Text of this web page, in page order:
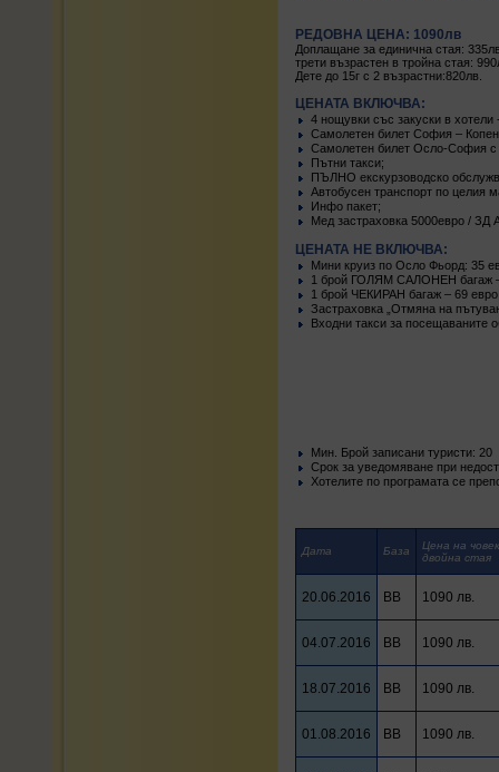
РЕДОВНА ЦЕНА: 1090лв
Доплащане за единична стая:
трети възрастен в тройна стая:
Дете до 15г с 2 възрастни:820лв.
ЦЕНАТА ВКЛЮЧВА:
4 нощувки със закуски в
Самолетен билет София –
Самолетен билет Осло-София с
Пътни такси;
ПЪЛНО екскурзоводско
Автобусен транспорт по целия
Инфо пакет;
Мед застраховка 5000евро / ЗД
ЦЕНАТА НЕ ВКЛЮЧВА:
Мини круиз по Осло Фьорд: 35
1 брой ГОЛЯМ САЛОНЕН багаж
1 брой ЧЕКИРАН багаж – 69 евро
Застраховка „Отмяна на
Входни такси за посещаваните
Mин. Брой записани туристи: 20
Срок за уведомяване при
Хотелите по програмата се
Дата База
Цена на
двойна стая
20.06.2016 BB 1090 лв.
04.07.2016 BB 1090 лв.
18.07.2016 BB 1090 лв.
01.08.2016 BB 1090 лв.